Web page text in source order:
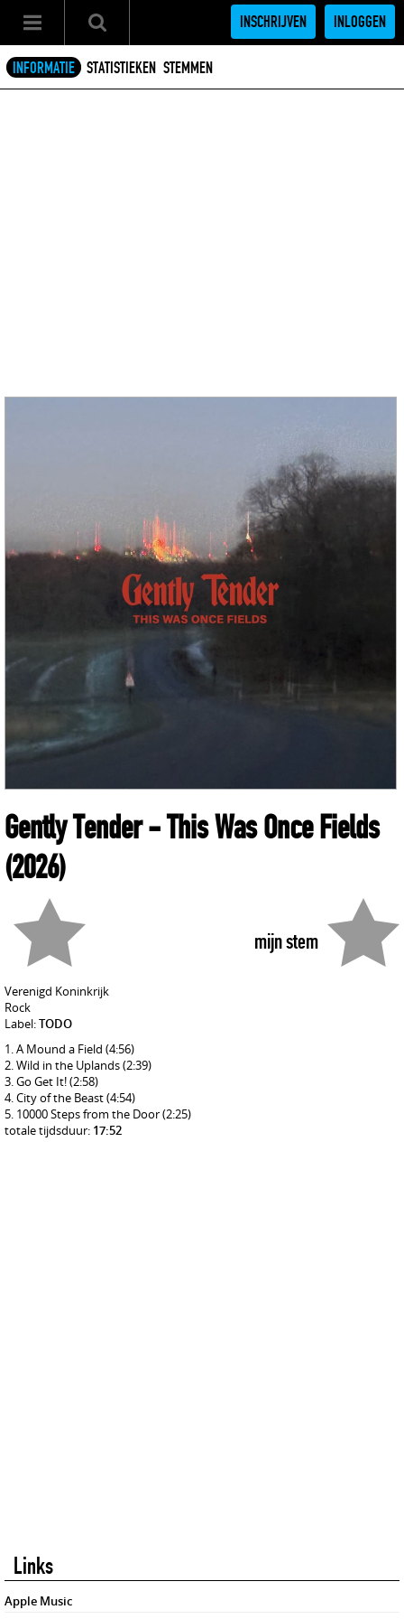
INSCHRIJVEN INLOGGEN
INFORMATIE STATISTIEKEN STEMMEN
Gently Tender- This Was Once Fields
(2026)
mijn stem
Verenigd Koninkrijk
Rock
Label:TODO
A Mound a Field (4:56)
Wild in the Uplands(2:39)
Go Get It!(2:58)
City of the Beast(4:54)
10000 Steps from the Door(2:25)
totale tijdsduur: 17:52
Links
Apple Music